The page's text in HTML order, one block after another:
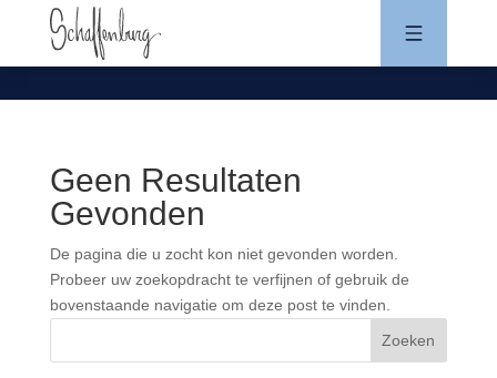
Geen Resultaten
Gevonden
De pagina die u zocht kon niet gevonden worden.
Probeer uw zoekopdracht te verfijnen of gebruik de
bovenstaande navigatie om deze post te vinden.
Zoeken